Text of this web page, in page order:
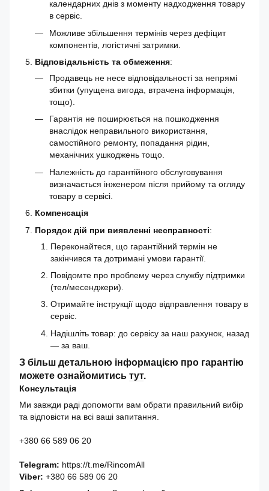
календарних днів з моменту надходження товару
в сервіс.
Можливе збільшення термінів через дефіцит
компонентів, логістичні затримки.
Відповідальність та обмеження:
Продавець не несе відповідальності за непрямі
збитки (упущена вигода, втрачена інформація,
тощо).
Гарантія не поширюється на пошкодження
внаслідок неправильного використання,
самостійного ремонту, попадання рідин,
механічних ушкоджень тощо.
Належність до гарантійного обслуговування
визначається інженером після прийому та огляду
товару в сервісі.
Компенсація
Порядок дій при виявленні несправності:
Переконайтеся, що гарантійний термін не
закінчився та дотримані умови гарантії.
Повідомте про проблему через службу підтримки
(тел/месенджери).
Отримайте інструкції щодо відправлення товару в
сервіс.
Надішліть товар: до сервісу за наш рахунок, назад
— за ваш.
З більш детальною інформацією про гарантію
можете ознайомитись тут.
Консультація
Ми завжди раді допомогти вам обрати правильний вибір
та відповісти на всі ваші запитання.
+380 66 589 06 20
Telegram: https://t.me/RincomAll
Viber: +380 66 589 06 20